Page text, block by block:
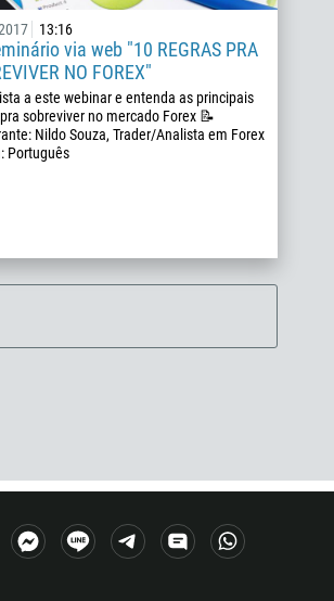
13:16
via web "10 REGRAS PRA
NO FOREX"
a este webinar e entenda as principais
sobreviver no mercado Forex 📝
Nildo Souza, Trader/Analista em Forex
Português